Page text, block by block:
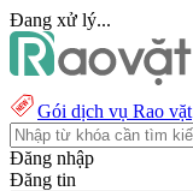
Đang xử lý...
Gói dịch vụ Rao vặt
Đăng nhập
Đăng tin